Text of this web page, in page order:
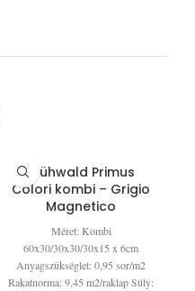
Frühwald Primus
Colori kombi – Grigio
Magnetico
Méret: Kombi
60x30/30x30/30x15 x 6cm
Anyagszükséglet: 0,95 sor/m2
Rakatnorma: 9,45 m2/raklap Súly: